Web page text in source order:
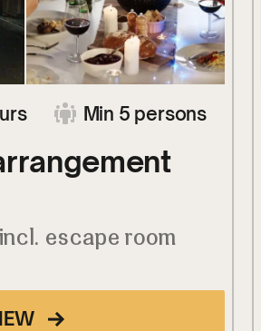
Min 5 persons
escape room